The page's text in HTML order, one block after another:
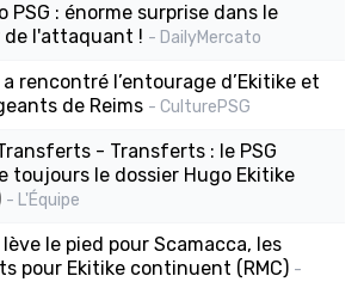
PSG : énorme surprise dans le
de l'attaquant ! - DailyMercato
a rencontré l’entourage d’Ekitike et
de Reims - CulturePSG
- Transferts : le PSG
toujours le dossier Hugo Ekitike
- L'Équipe
lève le pied pour Scamacca, les
pour Ekitike continuent (RMC) -